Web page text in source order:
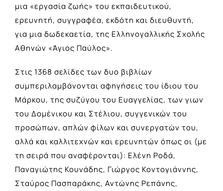
μια «εργασία ζωής» του εκπαιδευτικού,
ερευνητή, συγγραφέα, εκδότη και διευθυντή,
για μια δωδεκαετία, της Ελληνογαλλικής Σχολής
Αθηνών «Άγιος Παύλος».
Στις 1368 σελίδες των δυο βιβλίων
συμπεριλαμβάνονται αφηγήσεις του ίδιου του
Μάρκου, της συζύγου του Ευαγγελίας, των γιων
του Δομένικου και Στέλιου, συγγενικών του
προσώπων, απλών φίλων και συνεργατών του,
αλλά και καλλιτεχνών και ερευνητών όπως οι (με
τη σειρά που αναφέρονται): Ελένη Ροδά,
Παναγιώτης Κουνάδης, Γιώργος Κοντογιάννης,
Σταύρος Πασπαράκης, Αντώνης Ρεπάνης,